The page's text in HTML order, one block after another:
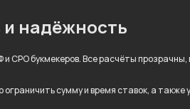
надёжность
СРО букмекеров. Все расчёты
сумму и время ставок, а также